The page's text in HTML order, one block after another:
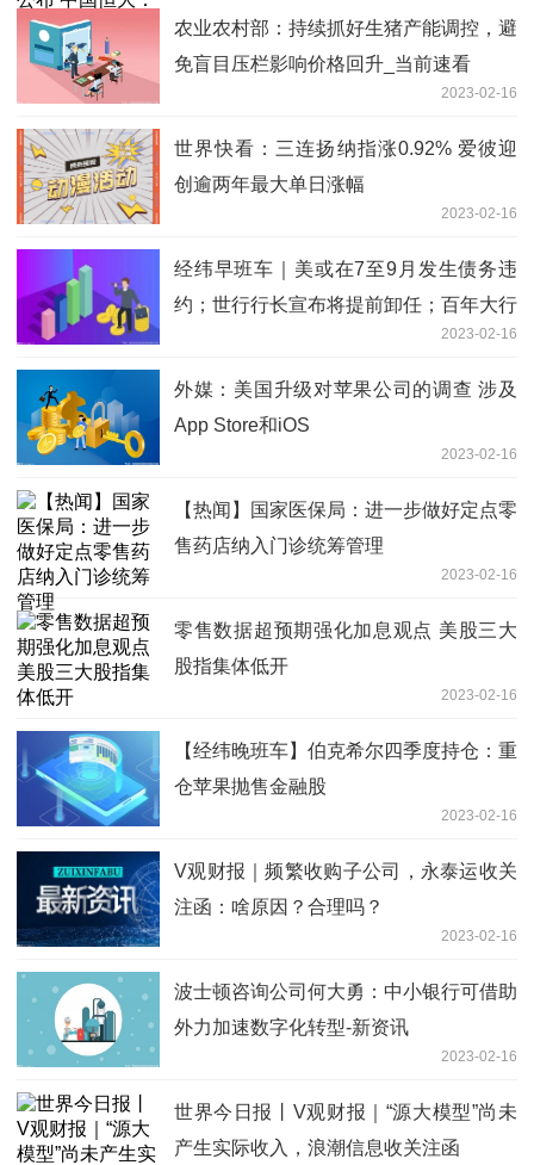
农业农村部：持续抓好生猪产能调控，避
免盲目压栏影响价格回升_当前速看
2023-02-16
世界快看：三连扬纳指涨0.92% 爱彼迎
创逾两年最大单日涨幅
2023-02-16
经纬早班车｜美或在7至9月发生债务违
约；世行行长宣布将提前卸任；百年大行
2023-02-16
外媒：美国升级对苹果公司的调查 涉及
App Store和iOS
2023-02-16
【热闻】国家医保局：进一步做好定点零
售药店纳入门诊统筹管理
2023-02-16
零售数据超预期强化加息观点 美股三大
股指集体低开
2023-02-16
【经纬晚班车】伯克希尔四季度持仓：重
仓苹果抛售金融股
2023-02-16
V观财报｜频繁收购子公司，永泰运收关
注函：啥原因？合理吗？
2023-02-16
波士顿咨询公司何大勇：中小银行可借助
外力加速数字化转型-新资讯
2023-02-16
世界今日报丨V观财报｜“源大模型”尚未
产生实际收入，浪潮信息收关注函